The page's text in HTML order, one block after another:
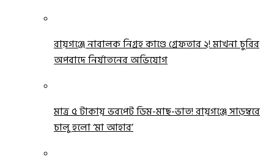
রায়গঞ্জে নাবালক নিগ্রহ কাণ্ডে গ্রেফতার ২! মাখনা চুরির
অপবাদে নির্যাতনের অভিযোগ
মাত্র ৫ টাকায় ভরপেট ডিম-মাছ-ভাত! রায়গঞ্জে সাড়ম্বরে
চালু হলো ‘মা আহার’